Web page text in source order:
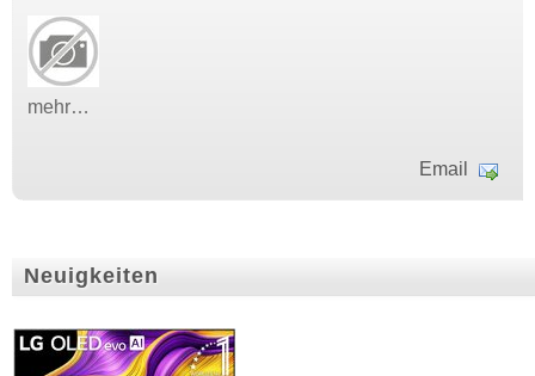
mehr…
Email
Neuigkeiten